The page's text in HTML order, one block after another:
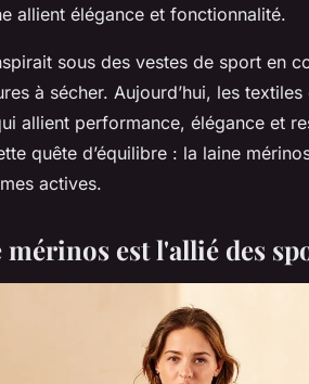
allient élégance et fonctionnalité.
sous des vestes de sport en
à sécher. Aujourd’hui, les
allient performance, élégance et
quête d’équilibre : la laine
actives.
est l'allié des